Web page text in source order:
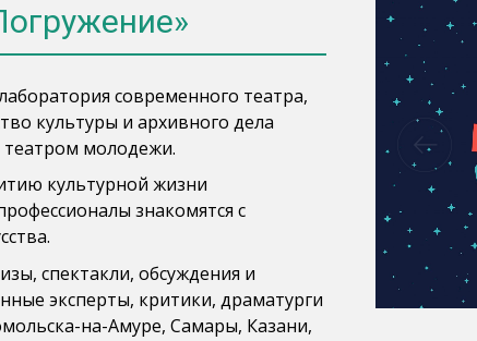
современного театра,
культуры и архивного дела
молодежи.
культурной жизни
знакомятся с
спектакли, обсуждения и
эксперты, критики, драматурги
на-Амуре, Самары, Казани,